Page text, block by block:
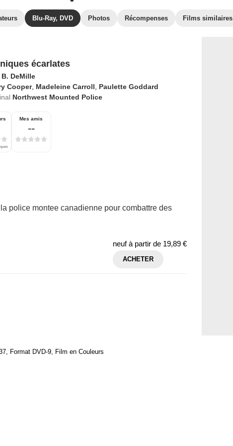
Blu-Ray, DVD Photos Récompenses Films similaires
écarlates
DeMille
Cooper, Madeleine Carroll
Paulette Goddard
Northwest Mounted Police
Mes amis
--
police montee canadienne pour combattre des
neuf à partir de 19,89 €
ACHETER
Format DVD-9, Film en Couleurs